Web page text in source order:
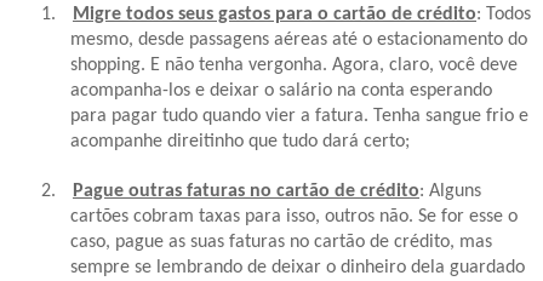
1. Migre todos seus gastos para o cartão de crédito: Todos
mesmo, desde passagens aéreas até o estacionamento do
shopping. E não tenha vergonha. Agora, claro, você deve
acompanha-los e deixar o salário na conta esperando
para pagar tudo quando vier a fatura. Tenha sangue frio e
acompanhe direitinho que tudo dará certo;
2. Pague outras faturas no cartão de crédito: Alguns
cartões cobram taxas para isso, outros não. Se for esse o
caso, pague as suas faturas no cartão de crédito, mas
sempre se lembrando de deixar o dinheiro dela guardado